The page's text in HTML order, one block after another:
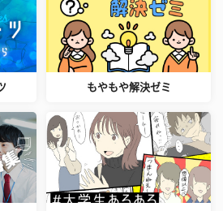
もやもや解決ゼミ